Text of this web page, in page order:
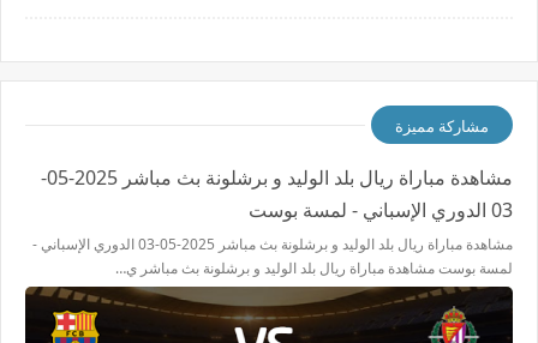
مشاركة مميزة
مشاهدة مباراة ريال بلد الوليد و برشلونة بث مباشر 2025-05-
03 الدوري الإسباني - لمسة بوست
مشاهدة مباراة ريال بلد الوليد و برشلونة بث مباشر 2025-05-03 الدوري الإسباني -
لمسة بوست مشاهدة مباراة ريال بلد الوليد و برشلونة بث مباشر ي…